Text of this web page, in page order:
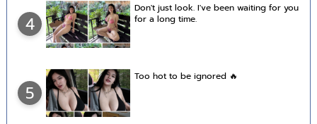
4
Don't just look. I've been waiting for you
for a long time.
5
Too hot to be ignored 🔥